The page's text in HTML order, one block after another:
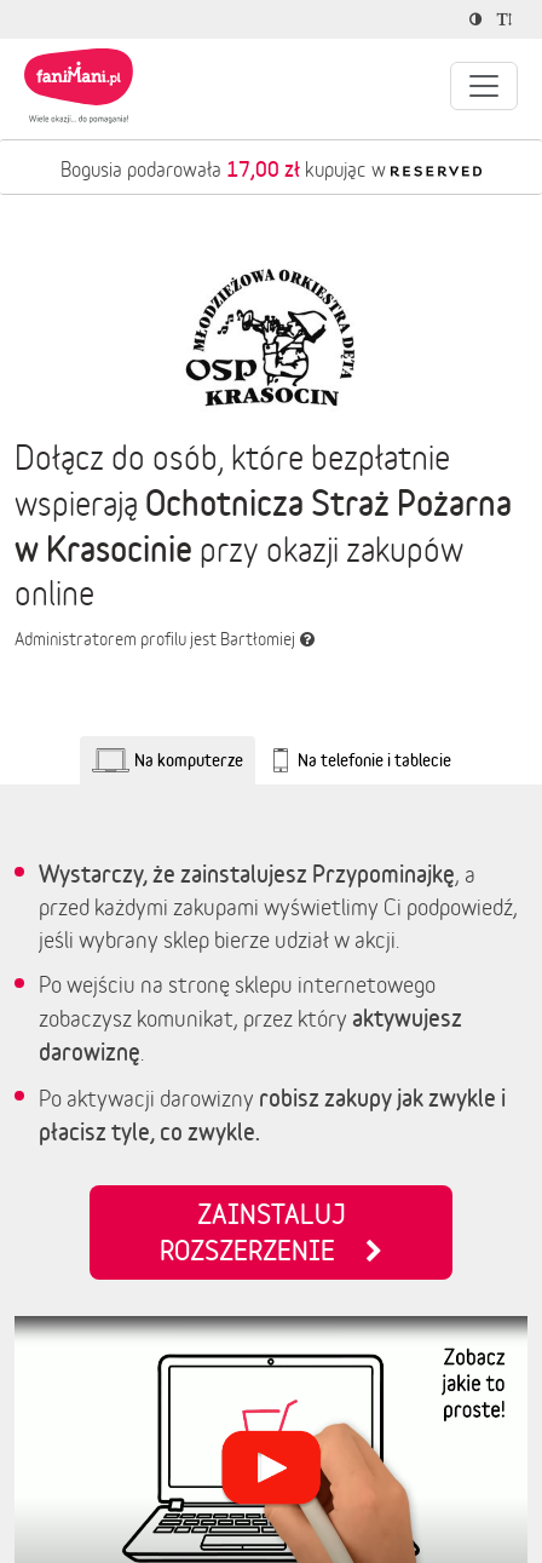
Bogusia podarowała 17,00 zł kupując w
Dołącz do osób, które bezpłatnie
wspierają Ochotnicza Straż Pożarna
w Krasocinie przy okazji zakupów
online
Administratorem profilu jest Bartłomiej
Na komputerze Na telefonie i tablecie
Wystarczy, że zainstalujesz Przypominajkę, a
przed każdymi zakupami wyświetlimy Ci podpowiedź,
jeśli wybrany sklep bierze udział w akcji.
Po wejściu na stronę sklepu internetowego
zobaczysz komunikat, przez który aktywujesz
darowiznę
Po aktywacji darowizny robisz zakupy jak zwykle i
płacisz tyle, co zwykle.
ZAINSTALUJ
ROZSZERZENIE